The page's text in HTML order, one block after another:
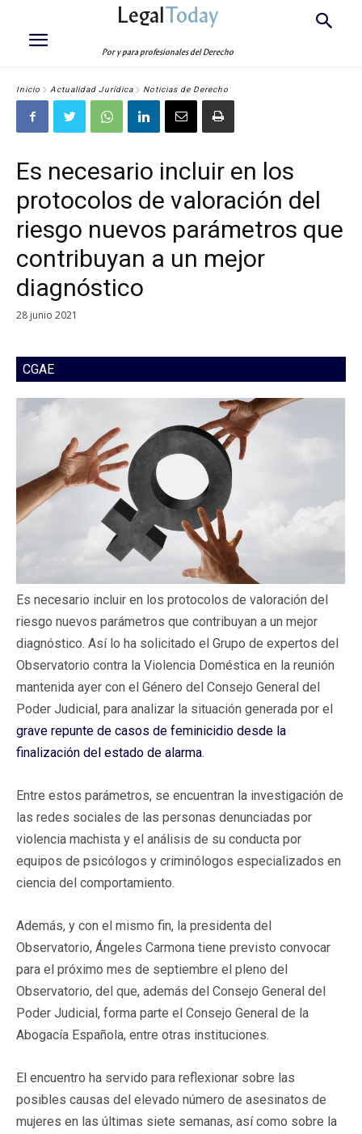
LegalToday
Por y para profesionales del Derecho
Inicio Actualidad Jurídica Noticias de Derecho
Es necesario incluir en los
protocolos de valoración del
riesgo nuevos parámetros que
contribuyan a un mejor
diagnóstico
28 junio 2021
CGAE
Es necesario incluir en los protocolos de valoración del
riesgo nuevos parámetros que contribuyan a un mejor
diagnóstico. Así lo ha solicitado el Grupo de expertos del
Observatorio contra la Violencia Doméstica en la reunión
mantenida ayer con el Género del Consejo General del
Poder Judicial, para analizar la situación generada por el
grave repunte de casos de feminicidio desde la
finalización del estado de alarma.
Entre estos parámetros, se encuentran la investigación de
las redes sociales de las personas denunciadas por
violencia machista y el análisis de su conducta por
equipos de psicólogos y criminólogos especializados en
ciencia del comportamiento.
Además, y con el mismo fin, la presidenta del
Observatorio, Ángeles Carmona tiene previsto convocar
para el próximo mes de septiembre el pleno del
Observatorio, del que, además del Consejo General del
Poder Judicial, forma parte el Consejo General de la
Abogacía Española, entre otras instituciones.
El encuentro ha servido para reflexionar sobre las
posibles causas del elevado número de asesinatos de
mujeres en las últimas siete semanas, así como sobre la